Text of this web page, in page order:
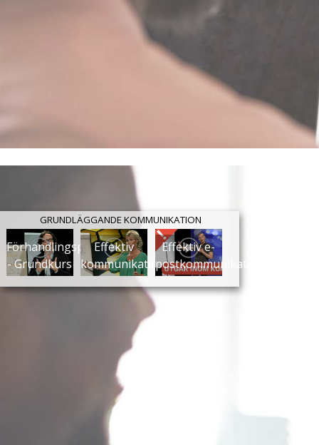
GRUNDLÄGGANDE KOMMUNIKATION
Förhandlingspsykologi
- Grundkurs
Effektiv
kommunikation
Effektiv e-
postkommunikation